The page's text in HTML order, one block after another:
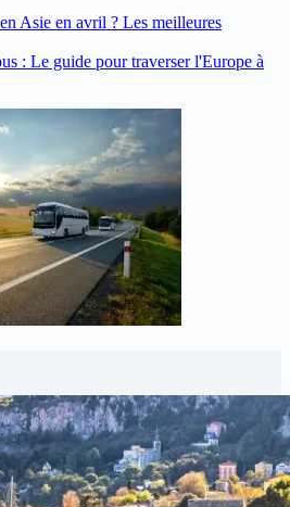
Asie en avril ? Les meilleures
: Le guide pour traverser l'Europe à